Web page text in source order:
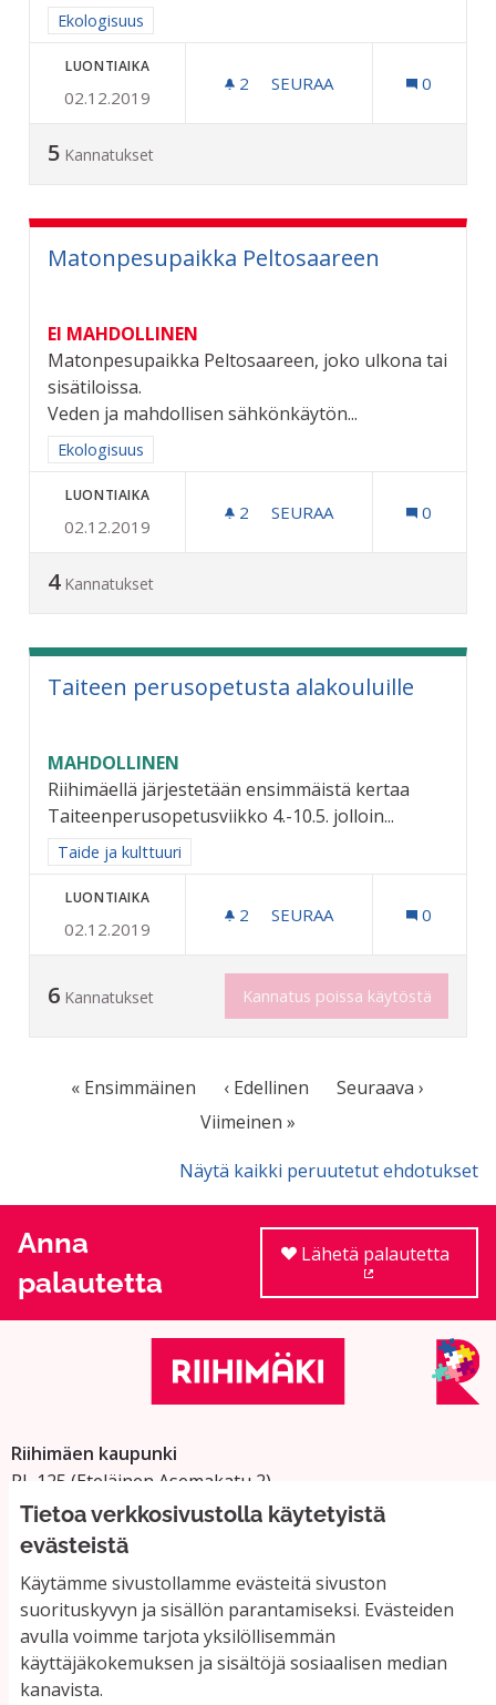
Tietoa verkkosivustolla käytetyistä
evästeistä
Käytämme sivustollamme evästeitä sivuston
suorituskyvyn ja sisällön parantamiseksi. Evästeiden
avulla voimme tarjota yksilöllisemmän
käyttäjäkokemuksen ja sisältöjä sosiaalisen median
kanavista.
Rajaa tulokset aihepiirin mukaan: Ekologisuus
Ekologisuus
LUONTIAIKA
02.12.2019
2 2 SEURAAJAA
SEURAA 0
5 Kannatukset
Matonpesupaikka Peltosaareen
EI MAHDOLLINEN
Matonpesupaikka Peltosaareen, joko ulkona tai
sisätiloissa.
Veden ja mahdollisen sähkönkäytön...
Rajaa tulokset aihepiirin mukaan: Ekologisuus
Ekologisuus
LUONTIAIKA
02.12.2019
2 2 SEURAAJAA
SEURAA 0
4 Kannatukset
Taiteen perusopetusta alakouluille
MAHDOLLINEN
Riihimäellä järjestetään ensimmäistä kertaa
Taiteenperusopetusviikko 4.-10.5. jolloin...
Rajaa tulokset aihepiirin mukaan: Taide ja kulttuuri
Taide ja kulttuuri
LUONTIAIKA
02.12.2019
2 2 SEURAAJAA
SEURAA 0
6 Kannatukset Kannatus poissa käytöstä
« Ensimmäinen ‹ Edellinen
Seuraava ›
Viimeinen »
Näytä kaikki peruutetut ehdotukset
Anna
palautetta
Lähetä palautetta
Riihimäen kaupunki
PL 125 (Eteläinen Asemakatu 2)
11101 Riihimäki
Vaihde: 019 758 4000
Sähköpostiosoitteet:
etunimi.sukunimi@riihimaki.fi
Yhteystiedot ja usein kysyttyä
Käyttöehdot